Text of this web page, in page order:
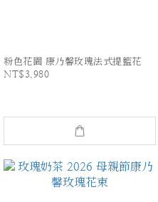
粉色花園 康乃馨玫瑰法式提籃花
NT$3,980